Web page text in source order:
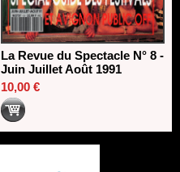
La Revue du Spectacle N° 8 -
Juin Juillet Août 1991
10,00 €